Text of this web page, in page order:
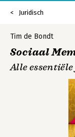
Juridisch
Tim de Bondt
Sociaal
Alle